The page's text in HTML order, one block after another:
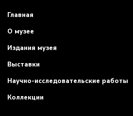
Главная
О музее
Издания музея
Выставки
Научно-исследовательские работы
Коллекции